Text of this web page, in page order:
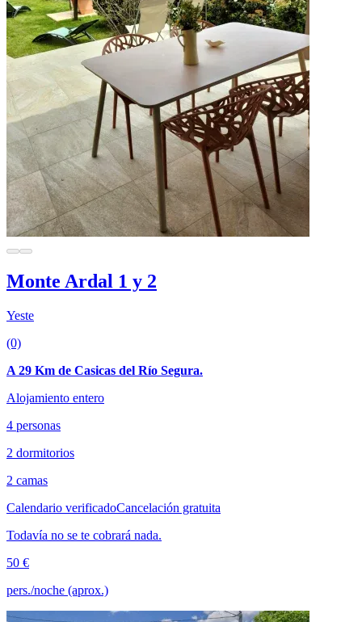
Monte Ardal 1 y 2
Yeste
(0)
A 29 Km de Casicas del Río Segura.
Alojamiento entero
4 personas
2 dormitorios
2 camas
Calendario verificadoCancelación gratuita
Todavía no se te cobrará nada.
50 €
pers./noche (aprox.)